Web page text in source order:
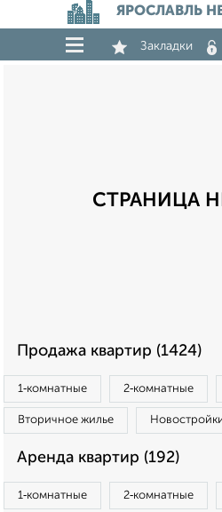
ЯРОСЛАВЛЬ
Закладки
СТРАНИЦА
Продажа квартир (1424)
1‑комнатные 2‑комнатные
Вторичное жилье
Аренда квартир (192)
1‑комнатные 2‑комнатные